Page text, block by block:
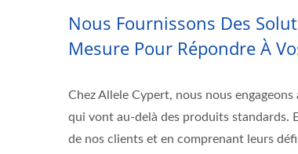
Nous Fournissons Des
Mesure Pour Répondre À
Chez Allele Cypert, nous nous
qui vont au-delà des produits standards.
de nos clients et en comprenant leurs